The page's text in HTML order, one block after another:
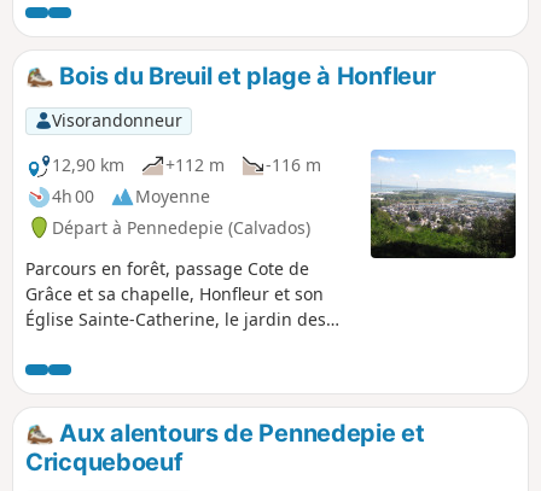
pourrez faire une halte au bar de Gommerville... et enfin,
curiosité atypique de ce parcours : le cimetière aux chiens.
Bois du Breuil et plage à Honfleur
Visorandonneur
12,90 km
+112 m
-116 m
4h 00
Moyenne
Départ à Pennedepie (Calvados)
Parcours en forêt, passage Cote de
Grâce et sa chapelle, Honfleur et son
Église Sainte-Catherine, le jardin des
et retour dans le bois avec ses
rhododendrons.
Aux alentours de Pennedepie et
Cricqueboeuf